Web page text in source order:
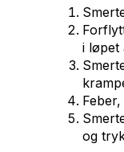
i løpet
og